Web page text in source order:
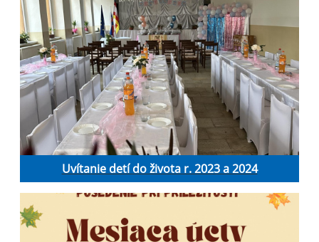
Uvítanie detí do života r. 2023 a 2024